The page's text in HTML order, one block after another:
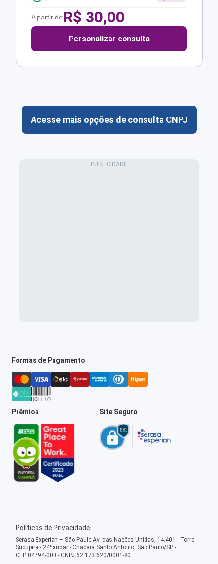
A partir deR$ 30,00
Personalizar consulta
Acesse mais opções de consulta CNPJ
Formas de Pagamento
Prêmios Site Seguro
Políticas de Privacidade
Serasa Experian – São Paulo Av. das Nações Unidas, 14.401 - Torre
Sucupira - 24ºandar - Chácara Santo Antônio, São Paulo/SP -
CEP:04794-000 - CNPJ 62.173.620/0001-80